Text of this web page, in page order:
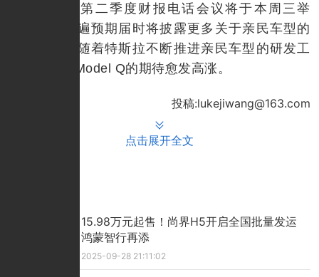
特斯拉第二季度财报电话会议将于本周三举
行，市场普遍预期届时将披露更多关于亲民车型的
细节信息。随着特斯拉不断推进亲民车型的研发工
作，业界对Model Q的期待愈发高涨。
投稿:lukejiwang@163.com
点击展开全文
15.98万元起售！尚界H5开启全国批量发运
鸿蒙智行再添
2025-09-28 21:11:02